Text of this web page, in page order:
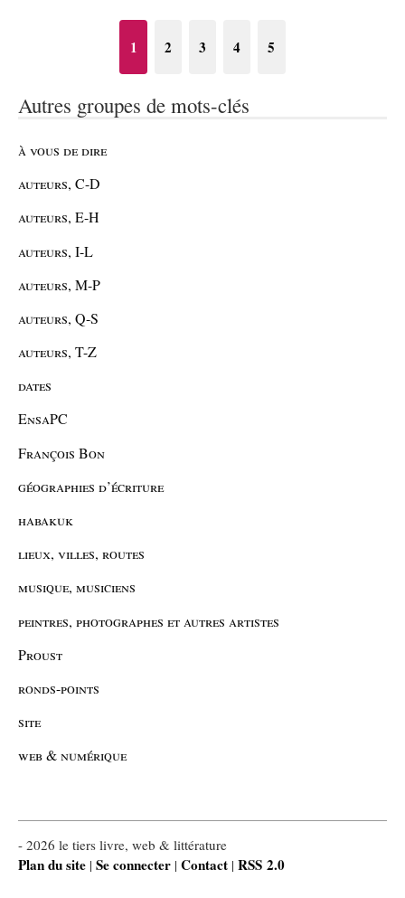
1 2 3 4 5
Autres groupes de mots-clés
à vous de dire
auteurs, C-D
auteurs, E-H
auteurs, I-L
auteurs, M-P
auteurs, Q-S
auteurs, T-Z
dates
EnsaPC
François Bon
géographies d’écriture
habakuk
lieux, villes, routes
musique, musiciens
peintres, photographes et autres artistes
Proust
ronds-points
site
web & numérique
- 2026 le tiers livre, web & littérature
Plan du site | Se connecter | Contact | RSS 2.0